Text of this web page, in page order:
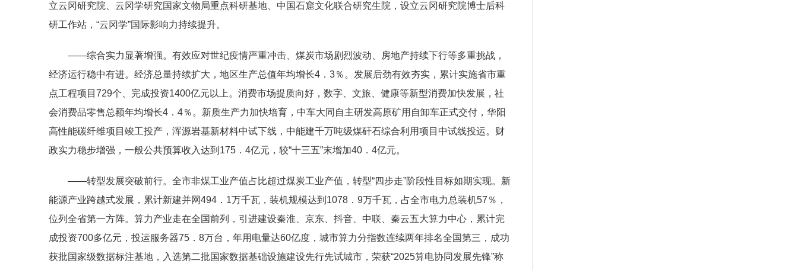
立云冈研究院、云冈学研究国家文物局重点科研基地、中国石窟文化联合研究生院，设立云冈研究院博士后科
研工作站，“云冈学”国际影响力持续提升。
——综合实力显著增强。有效应对世纪疫情严重冲击、煤炭市场剧烈波动、房地产持续下行等多重挑战，
经济运行稳中有进。经济总量持续扩大，地区生产总值年均增长4．3％。发展后劲有效夯实，累计实施省市重
点工程项目729个、完成投资1400亿元以上。消费市场提质向好，数字、文旅、健康等新型消费加快发展，社
会消费品零售总额年均增长4．4％。新质生产力加快培育，中车大同自主研发高原矿用自卸车正式交付，华阳
高性能碳纤维项目竣工投产，浑源岩基新材料中试下线，中能建千万吨级煤矸石综合利用项目中试线投运。财
政实力稳步增强，一般公共预算收入达到175．4亿元，较“十三五”末增加40．4亿元。
——转型发展突破前行。全市非煤工业产值占比超过煤炭工业产值，转型“四步走”阶段性目标如期实现。新
能源产业跨越式发展，累计新建并网494．1万千瓦，装机规模达到1078．9万千瓦，占全市电力总装机57％，
位列全省第一方阵。算力产业走在全国前列，引进建设秦淮、京东、抖音、中联、秦云五大算力中心，累计完
成投资700多亿元，投运服务器75．8万台，年用电量达60亿度，城市算力分指数连续两年排名全国第三，成功
获批国家级数据标注基地，入选第二批国家数据基础设施建设先行先试城市，荣获“2025算电协同发展先锋”称